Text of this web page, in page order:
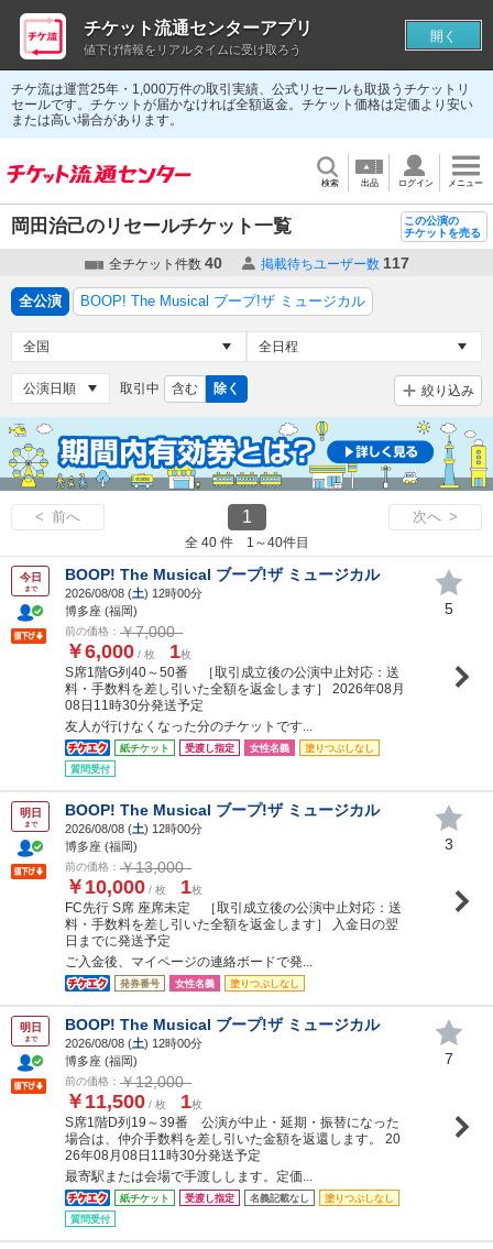
チケ流は運営25年・1,000万件の取引実績、公式リセールも取扱うチケットリ
セールです。チケットが届かなければ全額返金。チケット価格は定価より安い
または高い場合があります。
検索 出品 ログイン メニュー
岡田治己のリセールチケット一覧
この公演の
チケットを売る
全チケット件数 40 掲載待ちユーザー数 117
全公演 BOOP! The Musical ブープ!ザ ミュージカル
取引中 含む 除く 絞り込み
< 前へ 1 次へ >
全 40 件 1～40件目
今日
まで
BOOP! The Musical ブープ!ザ ミュージカル
2026/08/08 (土) 12時00分
博多座 (福岡)
前の価格： ￥7,000
￥6,000 / 枚 1枚
S席1階G列40～50番 ［取引成立後の公演中止対応：送
料・手数料を差し引いた全額を返金します］ 2026年08月
08日11時30分発送予定
友人が行けなくなった分のチケットです...
紙チケット 受渡し指定 女性名義
塗りつぶしなし
質問受付
5
明日
まで
BOOP! The Musical ブープ!ザ ミュージカル
2026/08/08 (土) 12時00分
博多座 (福岡)
前の価格： ￥13,000
￥10,000 / 枚 1枚
FC先行 S席 座席未定 ［取引成立後の公演中止対応：送
料・手数料を差し引いた全額を返金します］ 入金日の翌
日までに発送予定
ご入金後、マイページの連絡ボードで発...
発券番号 女性名義 塗りつぶしなし
3
明日
まで
BOOP! The Musical ブープ!ザ ミュージカル
2026/08/08 (土) 12時00分
博多座 (福岡)
前の価格： ￥12,000
￥11,500 / 枚 1枚
S席1階D列19～39番 公演が中止・延期・振替になった
場合は、仲介手数料を差し引いた金額を返還します。 20
26年08月08日11時30分発送予定
最寄駅または会場で手渡しします。定価...
紙チケット 受渡し指定 名義記載なし
塗りつぶしなし
質問受付
7
チケット流通センターアプリ
値下げ情報をリアルタイムに受け取ろう
開く